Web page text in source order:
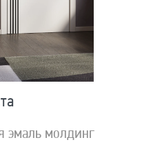
эмаль молдинг